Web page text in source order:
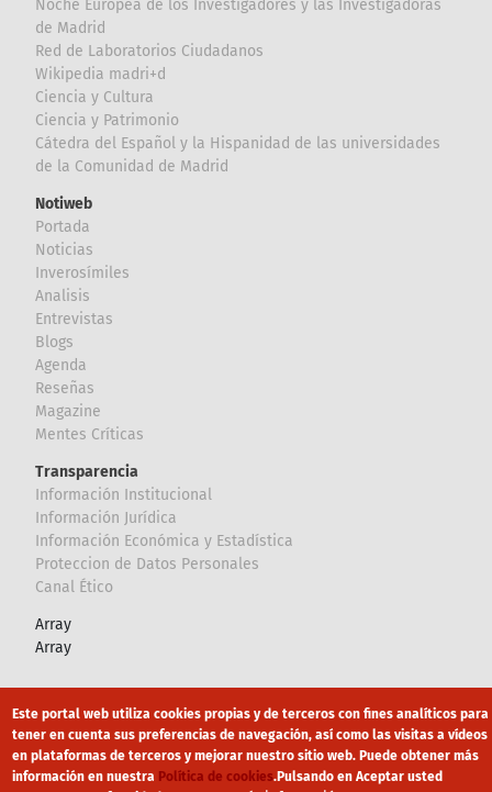
Noche Europea de los Investigadores y las Investigadoras
de Madrid
Red de Laboratorios Ciudadanos
Wikipedia madri+d
Ciencia y Cultura
Ciencia y Patrimonio
Cátedra del Español y la Hispanidad de las universidades
de la Comunidad de Madrid
Notiweb
Portada
Noticias
Inverosímiles
Analisis
Entrevistas
Blogs
Agenda
Reseñas
Magazine
Mentes Críticas
Transparencia
Información Institucional
Información Jurídica
Información Económica y Estadística
Proteccion de Datos Personales
Canal Ético
Array
Array
Canal Ético eduroam Mapa Web
Política privacidad Política de cookies Aviso legal
Este portal web utiliza cookies propias y de terceros con fines analíticos para
tener en cuenta sus preferencias de navegación, así como las visitas a vídeos
en plataformas de terceros y mejorar nuestro sitio web. Puede obtener más
información en nuestra Política de cookies.Pulsando en Aceptar usted